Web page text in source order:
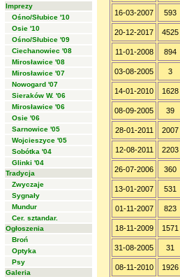
Imprezy
Ośno/Słubice '10
Osie '10
Ośno/Słubice '09
Ciechanowiec '08
Mirosławice '08
Mirosławice '07
Nowogard '07
Sieraków W. '06
Mirosławice '06
Osie '06
Sarnowice '05
Wojcieszyce '05
Sobótka '04
Glinki '04
Tradycja
Zwyczaje
Sygnały
Mundur
Cer. sztandar.
Ogłoszenia
Broń
Optyka
Psy
Galeria
16-03-2007 593
20-12-2017 4525
11-01-2008 894
03-08-2005 3
14-01-2010 1628
08-09-2005 39
28-01-2011 2007
12-08-2011 2203
26-07-2006 360
13-01-2007 531
01-11-2007 823
18-11-2009 1571
31-08-2005 31
08-11-2010 1926